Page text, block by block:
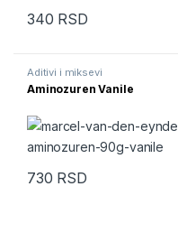
340 RSD
Aditivi i miksevi
Aminozuren Vanile
730 RSD